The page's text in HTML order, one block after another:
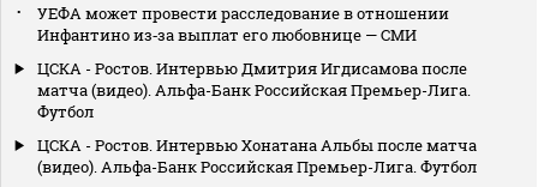
УЕФА может провести расследование в отношении
Инфантино из‑за выплат его любовнице — СМИ
ЦСКА - Ростов. Интервью Дмитрия Игдисамова после
матча (видео). Альфа-Банк Российская Премьер-Лига.
Футбол
ЦСКА - Ростов. Интервью Хонатана Альбы после матча
(видео). Альфа-Банк Российская Премьер-Лига. Футбол